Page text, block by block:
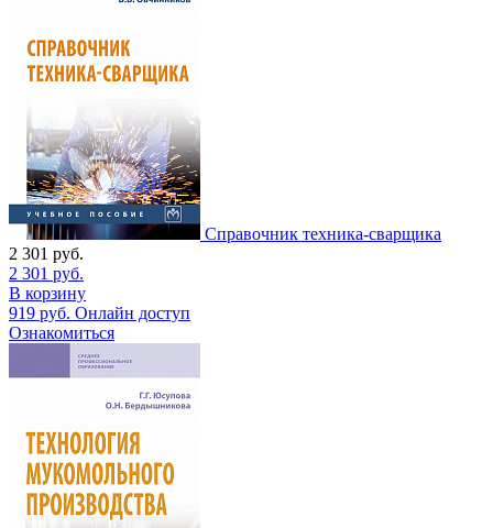
Справочник техника-сварщика
2 301 руб.
2 301 руб.
В корзину
919 руб. Онлайн доступ
Ознакомиться